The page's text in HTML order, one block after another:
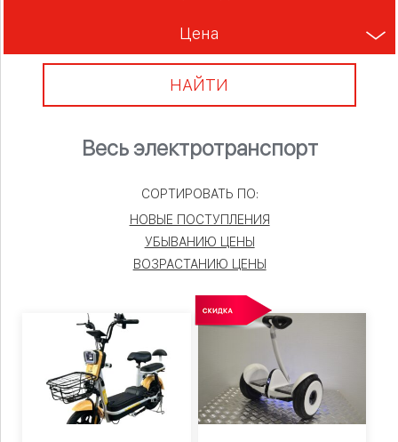
Цена
НАЙТИ
Весь электротранспорт
СОРТИРОВАТЬ ПО:
НОВЫЕ ПОСТУПЛЕНИЯ
УБЫВАНИЮ ЦЕНЫ
ВОЗРАСТАНИЮ ЦЕНЫ